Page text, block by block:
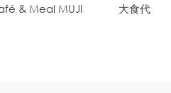
& Meal MUJI 大食代